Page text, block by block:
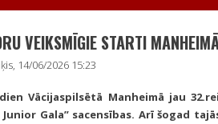
VEIKSMĪGIE STARTI
14/06/2026 15:23
Vācijaspilsētā Manheimā jau
Gala” sacensības. Arī šogad